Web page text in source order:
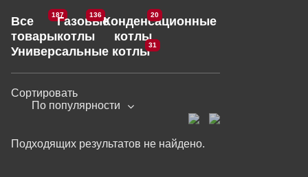
Все
товары
187Газовые
котлы
136Конденсационные
котлы
20
Универсальные котлы31
Сортировать
По популярности
Подходящих результатов не найдено.